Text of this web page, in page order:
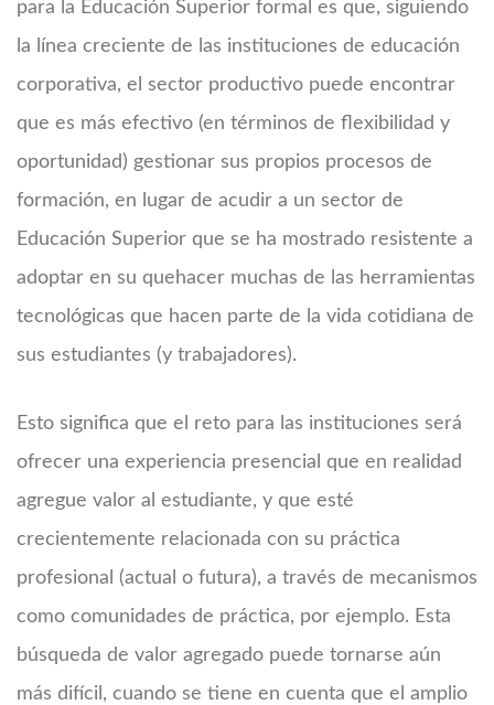
para la Educación Superior formal es que, siguiendo
la línea creciente de las instituciones de educación
corporativa, el sector productivo puede encontrar
que es más efectivo (en términos de flexibilidad y
oportunidad) gestionar sus propios procesos de
formación, en lugar de acudir a un sector de
Educación Superior que se ha mostrado resistente a
adoptar en su quehacer muchas de las herramientas
tecnológicas que hacen parte de la vida cotidiana de
sus estudiantes (y trabajadores).
Esto significa que el reto para las instituciones será
ofrecer una experiencia presencial que en realidad
agregue valor al estudiante, y que esté
crecientemente relacionada con su práctica
profesional (actual o futura), a través de mecanismos
como comunidades de práctica, por ejemplo. Esta
búsqueda de valor agregado puede tornarse aún
más difícil, cuando se tiene en cuenta que el amplio